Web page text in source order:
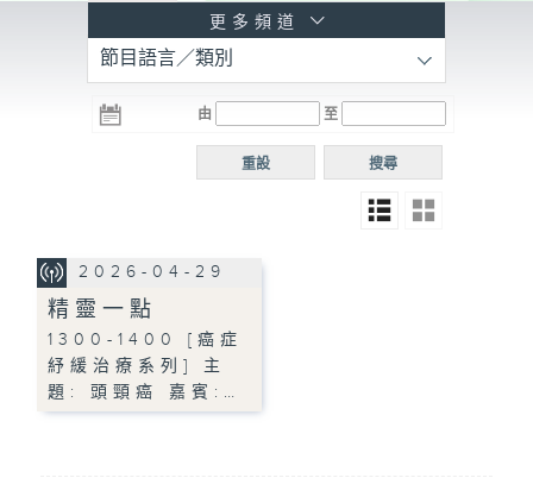
R3
電台 電台
R5
電台
普通
更多頻道
節目語言／類別
由 至
搜尋
重設
2026-04-29
精靈一點
1300-1400 [癌症
紓緩治療系列] 主
題: 頭頸癌 嘉賓:…